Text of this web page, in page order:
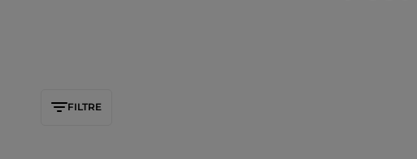
FILTRE